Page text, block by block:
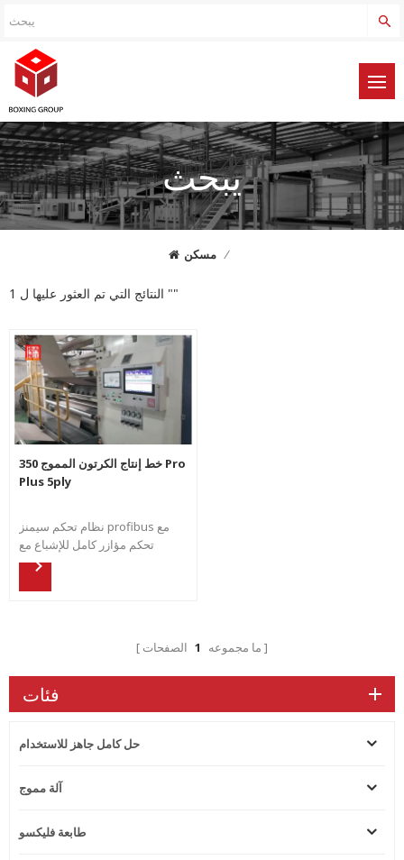
يبحث
مسكن /
1 النتائج التي تم العثور عليها ل ""
خط إنتاج الكرتون المموج 350 Pro
Plus 5ply
نظام تحكم سيمنز profibus مع
تحكم مؤازر كامل للإشباع مع
الاستجابة السريعة والمزامنة. خط
ما مجموعه
1 الصفحات
فئات
حل كامل جاهز للاستخدام
آلة مموج
طابعة فليكسو